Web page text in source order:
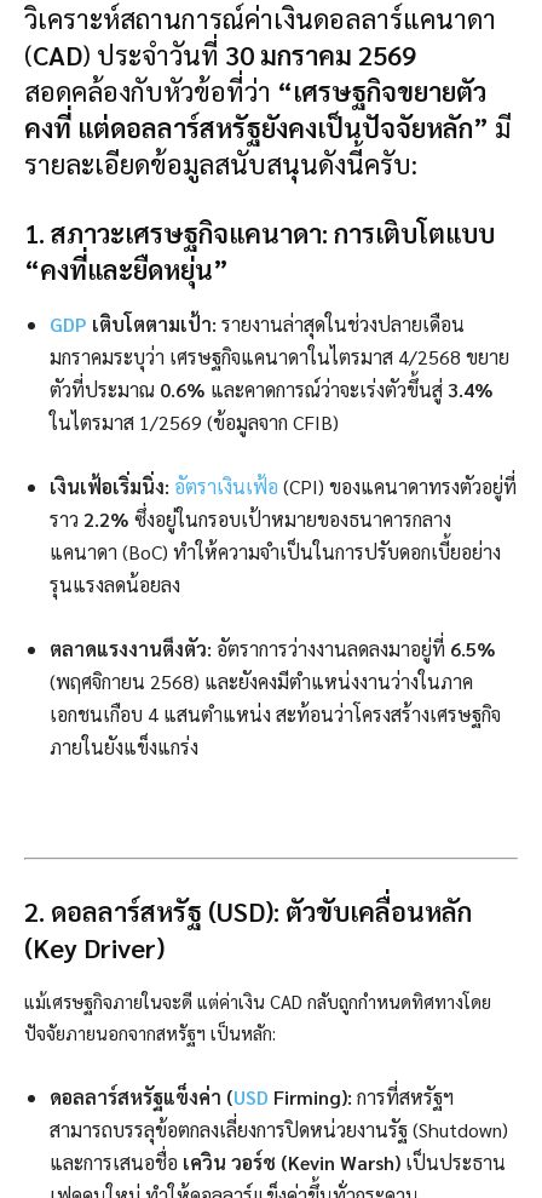
วิเคราะห์สถานการณ์ค่าเงินดอลลาร์แคนาดา
(CAD) ประจำวันที่ 30 มกราคม 2569
สอดคล้องกับหัวข้อที่ว่า “เศรษฐกิจขยายตัว
คงที่ แต่ดอลลาร์สหรัฐยังคงเป็นปัจจัยหลัก” มี
รายละเอียดข้อมูลสนับสนุนดังนี้ครับ:
1. สภาวะเศรษฐกิจแคนาดา: การเติบโตแบบ
“คงที่และยืดหยุ่น”
GDP เติบโตตามเป้า: รายงานล่าสุดในช่วงปลายเดือน
มกราคมระบุว่า เศรษฐกิจแคนาดาในไตรมาส 4/2568 ขยาย
ตัวที่ประมาณ 0.6% และคาดการณ์ว่าจะเร่งตัวขึ้นสู่ 3.4%
ในไตรมาส 1/2569 (ข้อมูลจาก CFIB)
เงินเฟ้อเริ่มนิ่ง: อัตราเงินเฟ้อ (CPI) ของแคนาดาทรงตัวอยู่ที่
ราว 2.2% ซึ่งอยู่ในกรอบเป้าหมายของธนาคารกลาง
แคนาดา (BoC) ทำให้ความจำเป็นในการปรับดอกเบี้ยอย่าง
รุนแรงลดน้อยลง
ตลาดแรงงานตึงตัว: อัตราการว่างงานลดลงมาอยู่ที่ 6.5%
(พฤศจิกายน 2568) และยังคงมีตำแหน่งงานว่างในภาค
เอกชนเกือบ 4 แสนตำแหน่ง สะท้อนว่าโครงสร้างเศรษฐกิจ
ภายในยังแข็งแกร่ง
2. ดอลลาร์สหรัฐ (USD): ตัวขับเคลื่อนหลัก
(Key Driver)
แม้เศรษฐกิจภายในจะดี แต่ค่าเงิน CAD กลับถูกกำหนดทิศทางโดย
ปัจจัยภายนอกจากสหรัฐฯ เป็นหลัก:
ดอลลาร์สหรัฐแข็งค่า (USD Firming): การที่สหรัฐฯ
สามารถบรรลุข้อตกลงเลี่ยงการปิดหน่วยงานรัฐ (Shutdown)
และการเสนอชื่อ เควิน วอร์ช (Kevin Warsh) เป็นประธาน